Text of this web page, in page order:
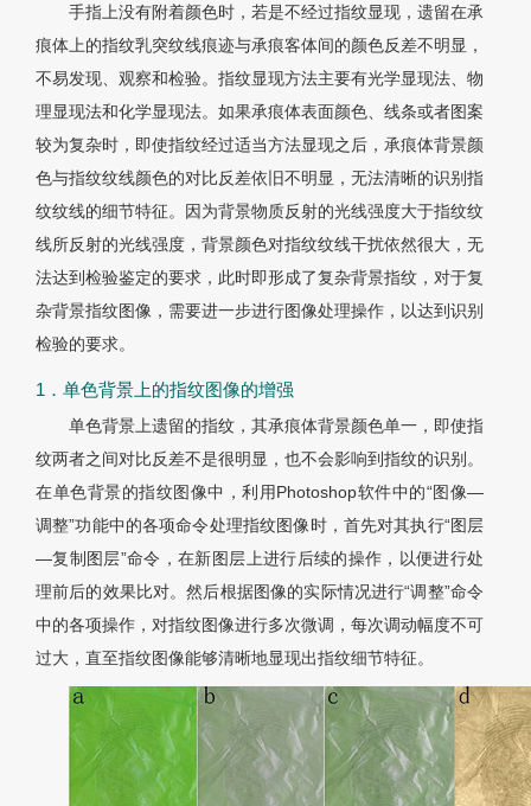
手指上没有附着颜色时，若是不经过指纹显现，遗留在承
痕体上的指纹乳突纹线痕迹与承痕客体间的颜色反差不明显，
不易发现、观察和检验。指纹显现方法主要有光学显现法、物
理显现法和化学显现法。如果承痕体表面颜色、线条或者图案
较为复杂时，即使指纹经过适当方法显现之后，承痕体背景颜
色与指纹纹线颜色的对比反差依旧不明显，无法清晰的识别指
纹纹线的细节特征。因为背景物质反射的光线强度大于指纹纹
线所反射的光线强度，背景颜色对指纹纹线干扰依然很大，无
法达到检验鉴定的要求，此时即形成了复杂背景指纹，对于复
杂背景指纹图像，需要进一步进行图像处理操作，以达到识别
检验的要求。
1．单色背景上的指纹图像的增强
单色背景上遗留的指纹，其承痕体背景颜色单一，即使指
纹两者之间对比反差不是很明显，也不会影响到指纹的识别。
在单色背景的指纹图像中，利用Photoshop软件中的“图像—
调整”功能中的各项命令处理指纹图像时，首先对其执行“图层
—复制图层”命令，在新图层上进行后续的操作，以便进行处
理前后的效果比对。然后根据图像的实际情况进行“调整”命令
中的各项操作，对指纹图像进行多次微调，每次调动幅度不可
过大，直至指纹图像能够清晰地显现出指纹细节特征。